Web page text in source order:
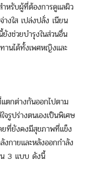
ำหรับผู้ที่ต้องการดูแลผิว
งใส เปล่งปลั่ง เนียน
งช่วยบำรุงในส่วนอื่น
านได้ทั้งเพศหญิงและ
ตกต่างกันออกไปตาม
รูปร่างตนเองเป็นพิเศษ
ยที่ยังคงมีสุขภาพที่แข็ง
กายและหลังออกกำลัง
น 3 แบบ ดังนี้